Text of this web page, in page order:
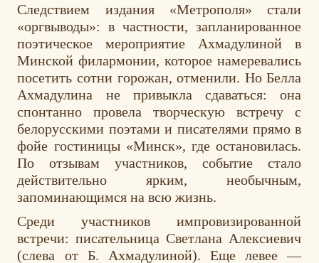
Следствием издания «Метрополя» стали
«оргвыводы»: в частности, запланированное
поэтическое мероприятие Ахмадулиной в
Минской филармонии, которое намеревались
посетить сотни горожан, отменили. Но Белла
Ахмадулина не привыкла сдаваться: она
спонтанно провела творческую встречу с
белорусскими поэтами и писателями прямо в
фойе гостиницы «Минск», где остановилась.
По отзывам участников, событие стало
действительно ярким, необычным,
запоминающимся на всю жизнь.
Среди участников импровизированной
встречи: писательница Светлана Алексиевич
(слева от Б. Ахмадулиной). Еще левее —